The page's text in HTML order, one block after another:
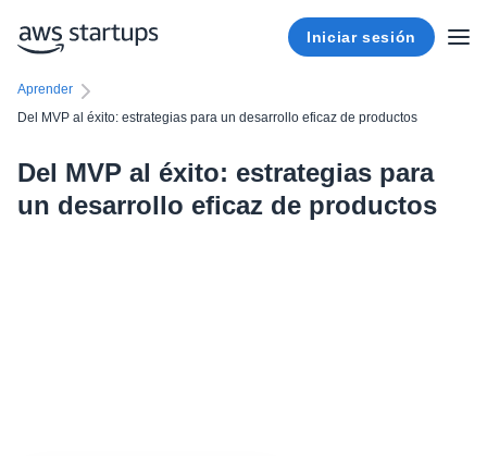
Iniciar sesión
Aprender
Del MVP al éxito: estrategias para un desarrollo eficaz de productos
Del MVP al éxito: estrategias para
un desarrollo eficaz de productos